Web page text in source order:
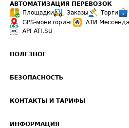
АВТОМАТИЗАЦИЯ ПЕРЕВОЗОК
Площадки
Заказы Торги
GPS-мониторинг
АТИ
API ATI.SU
ПОЛЕЗНОЕ
Звезды ATI.SU на вашем сайте
Средние ставки
БЕЗОПАСНОСТЬ
Светофор+
КОНТАКТЫ И ТАРИФЫ
ИНФОРМАЦИЯ